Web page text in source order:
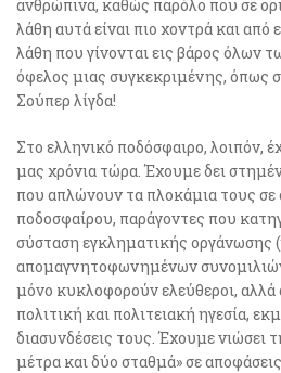
ανθρώπινα, καθώς παρόλο που σε
λάθη αυτά είναι πιο χοντρά και από
λάθη που γίνονται εις βάρος όλων
όφελος μιας συγκεκριμένης, όπως
Σούπερ λίγδα!
Στο ελληνικό ποδόσφαιρο, λοιπόν,
μας χρόνια τώρα. Έχουμε δει
που απλώνουν τα πλοκάμια τους
ποδοσφαίρου, παράγοντες που
σύσταση εγκληματικής οργάνωσης
απομαγνητοφωνημένων
μόνο κυκλοφορούν ελεύθεροι,
πολιτική και πολιτειακή ηγεσία,
διασυνδέσεις τους. Έχουμε νιώσει
μέτρα και δύο σταθμά» σε